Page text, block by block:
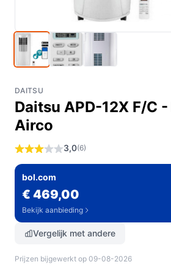
DAITSU
Daitsu APD-12X F/C
Airco
3,0(6)
bol.com
€ 469,00
Bekijk aanbieding
Vergelijk met andere
Prijzen bijgewerkt op 09-08-2026